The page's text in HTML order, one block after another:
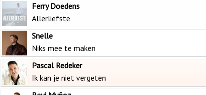
Ferry Doedens
Allerliefste
Snelle
Niks mee te maken
Pascal Redeker
Ik kan je niet vergeten